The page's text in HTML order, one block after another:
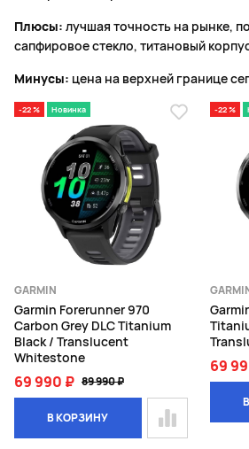
Плюсы: лучшая точность на рынке,
сапфировое стекло, титановый
Минусы: цена на верхней границе
-22 % Новинка
GARMIN
Garmin Forerunner 970
Carbon Grey DLC Titanium
Black / Translucent
Whitestone
69 990 ₽ 89 990 ₽
В КОРЗИНУ
-22 %
69